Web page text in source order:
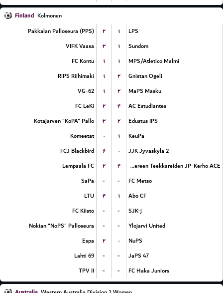
Finland Kolmonen
Pakkalan Palloseura (PPS)
۲ ۱
LPS
VIFK Vaasa
۳ ۱
Sundom
FC Kontu
۱ ۱
MPS/Atletico Malmi
RiPS Riihimaki
۱ ۲
Gnistan Ogeli
VG-62
۱ ۲
MaPS Masku
FC LeKi
۲ ۴
AC Estudiantes
Kotajarven "KoPA" Pallo
۳ ۲
Edustus IPS
Komeetat
۰ ۱
KeuPa
FCJ Blackbird
۶ ۰
JJK Jyvaskyla 2
Lempaala FC
۲ ۴
Tampereen Teekkareiden JP-Kerho ACE
SaPa
- -
FC Metso
LTU
۴ ۱
Abo CF
FC Kiisto
- -
SJK-j
Nokian "NoPS" Palloseura
- -
Ylojarvi United
Espa
۲ ۰
NuPS
Lahti 69
- -
JaPS 47
TPV II
- - FC Haka Juniors